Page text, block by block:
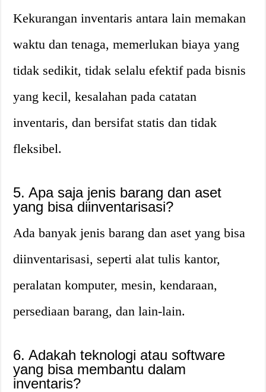
Kekurangan inventaris antara lain memakan
waktu dan tenaga, memerlukan biaya yang
tidak sedikit, tidak selalu efektif pada bisnis
yang kecil, kesalahan pada catatan
inventaris, dan bersifat statis dan tidak
fleksibel.
5. Apa saja jenis barang dan aset
yang bisa diinventarisasi?
Ada banyak jenis barang dan aset yang bisa
diinventarisasi, seperti alat tulis kantor,
peralatan komputer, mesin, kendaraan,
persediaan barang, dan lain-lain.
6. Adakah teknologi atau software
yang bisa membantu dalam
inventaris?